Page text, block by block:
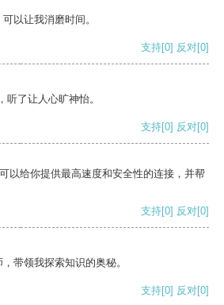
以让我消磨时间。
支持[0] 反对[0]
了让人心旷神怡。
支持[0] 反对[0]
以给你提供最高速度和安全性的连接，并帮
支持[0] 反对[0]
带领我探索知识的奥秘。
支持[0] 反对[0]